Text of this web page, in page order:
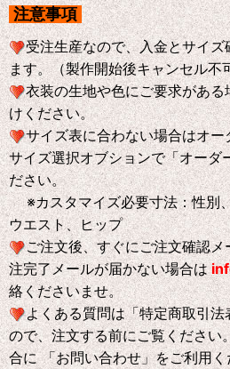
注意事項
受注生産なので、入金とサイ
ます。（製作開始後キャンセル不
衣装の生地や色にご要求があ
けください。
サイズ表に合わない場合はオ
サイズ選択オブションで「オーダ
ださい。
※カスタマイズ必要寸法：性別
ウエスト、ヒップ
ご注文後、すぐにご注文確認
注完了メールが届かない場合は
絡くださいませ。
よくある質問は「特定商取引
ので、注文する前にご覧ください
合に 「お問い合わせ」をご利用